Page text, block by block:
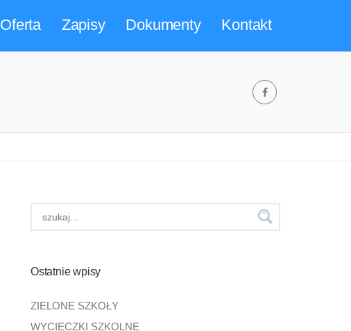
Oferta Zapisy Dokumenty Kontakt
Ostatnie wpisy
ZIELONE SZKOŁY
WYCIECZKI SZKOLNE